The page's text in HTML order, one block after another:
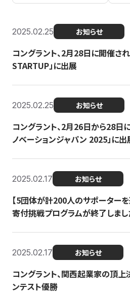
2025.02.25 お知らせ
コングラント、2月28日に開催さ
STARTUP」に出展
2025.02.25 お知らせ
コングラント、2月26日から28日
ノベーションジャパン 2025」に出
2025.02.17 お知らせ
【5団体が計200人のサポーター
寄付挑戦プログラムが終了しまし
2025.02.17 お知らせ
コングラント、関西起業家の頂
ンテスト優勝